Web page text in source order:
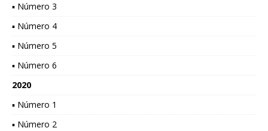
▪ Número 3
▪ Número 4
▪ Número 5
▪ Número 6
2020
▪ Número 1
▪ Número 2